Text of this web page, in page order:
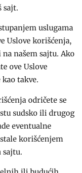
sajt.
uslugama
Uslove korišćenja,
našem sajtu. Ako
ove Uslove
takve.
odričete se
sudsko ili drugog
eventualne
korišćenjem